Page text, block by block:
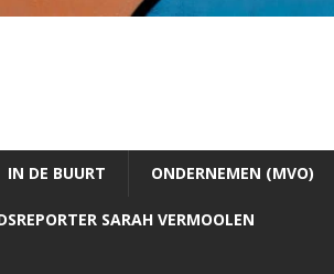
IN DE BUURT ONDERNEMEN (MVO)
SARAH VERMOOLEN